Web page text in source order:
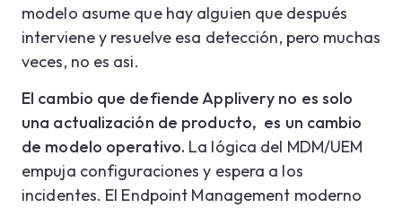
modelo asume que hay alguien que después
interviene y resuelve esa detección, pero muchas
veces, no es asi.
El cambio que defiende Applivery no es solo
una actualización de producto, es un cambio
de modelo operativo. La lógica del MDM/UEM
empuja configuraciones y espera a los
incidentes. El Endpoint Management moderno